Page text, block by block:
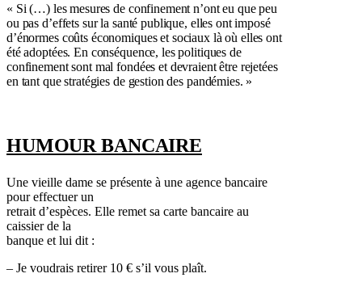
« Si (…) les mesures de confinement n’ont eu que peu
ou pas d’effets sur la santé publique, elles ont imposé
d’énormes coûts économiques et sociaux là où elles ont
été adoptées. En conséquence, les politiques de
confinement sont mal fondées et devraient être rejetées
en tant que stratégies de gestion des pandémies. »
HUMOUR BANCAIRE
Une vieille dame se présente à une agence bancaire
pour effectuer un
retrait d’espèces. Elle remet sa carte bancaire au
caissier de la
banque et lui dit :
– Je voudrais retirer 10 € s’il vous plaît.